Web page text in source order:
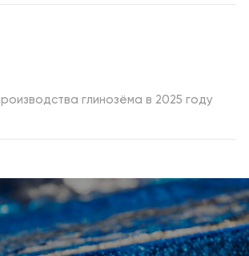
глинозёма в 2025 году